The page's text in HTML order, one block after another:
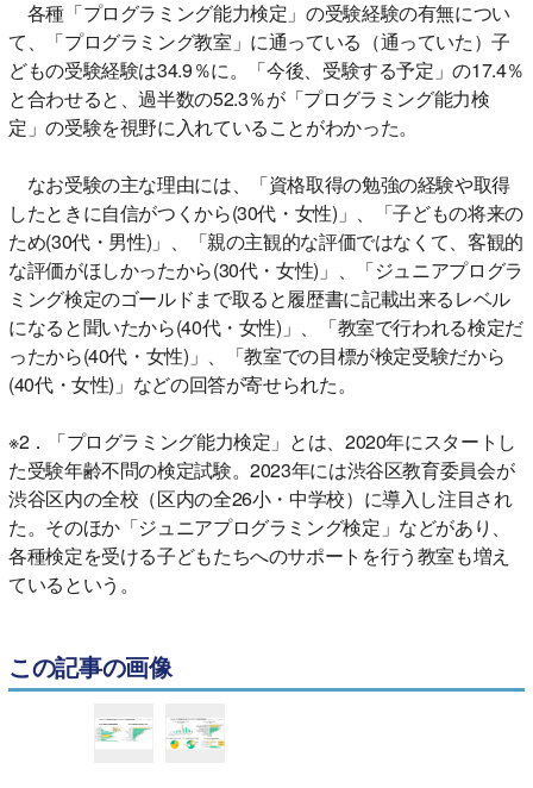
各種「プログラミング能力検定」の受験経験の有無につい
て、「プログラミング教室」に通っている（通っていた）子
どもの受験経験は34.9％に。「今後、受験する予定」の17.4％
と合わせると、過半数の52.3％が「プログラミング能力検
定」の受験を視野に入れていることがわかった。
なお受験の主な理由には、「資格取得の勉強の経験や取得
したときに自信がつくから(30代・女性)」、「子どもの将来の
ため(30代・男性)」、「親の主観的な評価ではなくて、客観的
な評価がほしかったから(30代・女性)」、「ジュニアプログラ
ミング検定のゴールドまで取ると履歴書に記載出来るレベル
になると聞いたから(40代・女性)」、「教室で行われる検定だ
ったから(40代・女性)」、「教室での目標が検定受験だから
(40代・女性)」などの回答が寄せられた。
※2．「プログラミング能力検定」とは、2020年にスタートし
た受験年齢不問の検定試験。2023年には渋谷区教育委員会が
渋谷区内の全校（区内の全26小・中学校）に導入し注目され
た。そのほか「ジュニアプログラミング検定」などがあり、
各種検定を受ける子どもたちへのサポートを行う教室も増え
ているという。
この記事の画像